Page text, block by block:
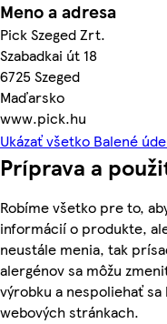
Meno a adresa
Pick Szeged Zrt.
Szabadkai út 18
6725 Szeged
Maďarsko
www.pick.hu
Ukázať všetko Balené
Príprava a
Robíme všetko pre to,
informácií o produkte,
neustále menia, tak
alergénov sa môžu
výrobku a nespoliehať
webových stránkach.